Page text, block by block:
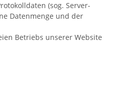
(sog. Server-
Datenmenge und der
Betriebs unserer Website